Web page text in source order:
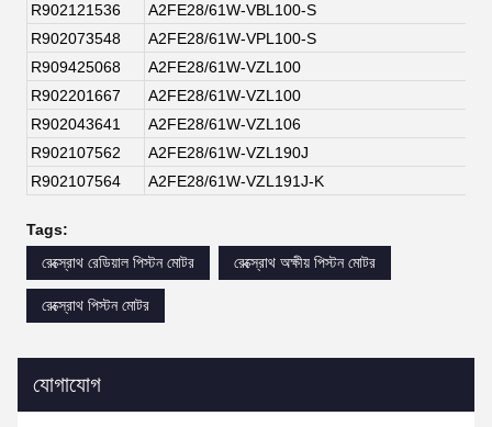
R902121536
A2FE28/61W-VBL100-S
R902073548
A2FE28/61W-VPL100-S
R909425068
A2FE28/61W-VZL100
R902201667
A2FE28/61W-VZL100
R902043641
A2FE28/61W-VZL106
R902107562
A2FE28/61W-VZL190J
R902107564
A2FE28/61W-VZL191J-K
Tags:
রেক্স্রোথ রেডিয়াল পিস্টন মোটর
রেক্স্রোথ অক্ষীয় পিস্টন মোটর
রেক্স্রোথ পিস্টন মোটর
যোগাযোগ